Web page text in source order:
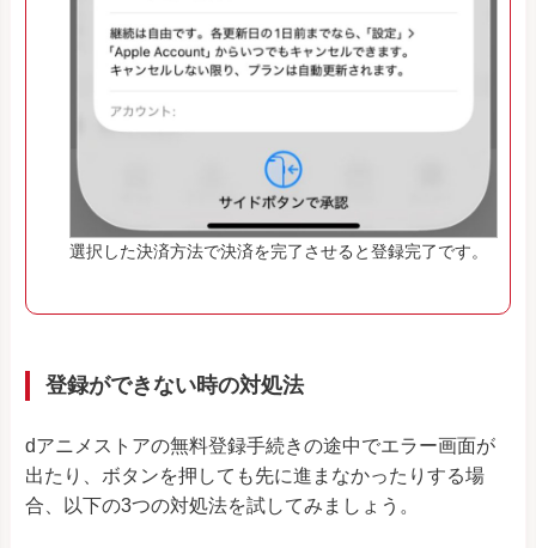
選択した決済方法で決済を完了させると登録完了です。
登録ができない時の対処法
dアニメストアの無料登録手続きの途中でエラー画面が
出たり、ボタンを押しても先に進まなかったりする場
合、以下の3つの対処法を試してみましょう。